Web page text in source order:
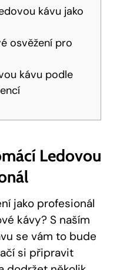
kávu jako
osvěžení pro
kávu podle
Ledovou
jako profesionál
kávy? S naším
se vám to bude
si připravit